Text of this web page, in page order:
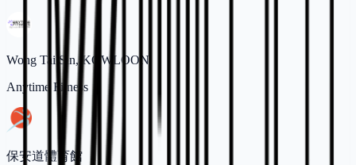
Wong Tai Sin, KOWLOON
Anytime Fitness
保安道體育館